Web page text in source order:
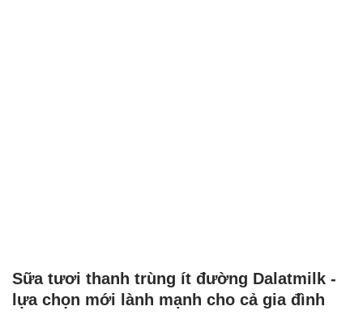
Sữa tươi thanh trùng ít đường Dalatmilk -
lựa chọn mới lành mạnh cho cả gia đình